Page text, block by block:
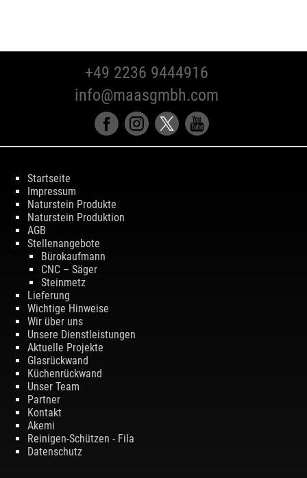
+49 2236 9444916
info@maasgmbh.com
Startseite
Impressum
Naturstein Produkte
Naturstein Produktion
AGB
Stellenangebote
Bürokaufmann
CNC – Säger
Steinmetz
Lieferung
Wichtige Hinweise
Wir über uns
Unsere Dienstleistungen
Aktuelle Projekte
Glasrückwand
Küchenrückwand
Unser Team
Partner
Kontakt
Akemi
Reinigen-Schützen - Fila
Datenschutz